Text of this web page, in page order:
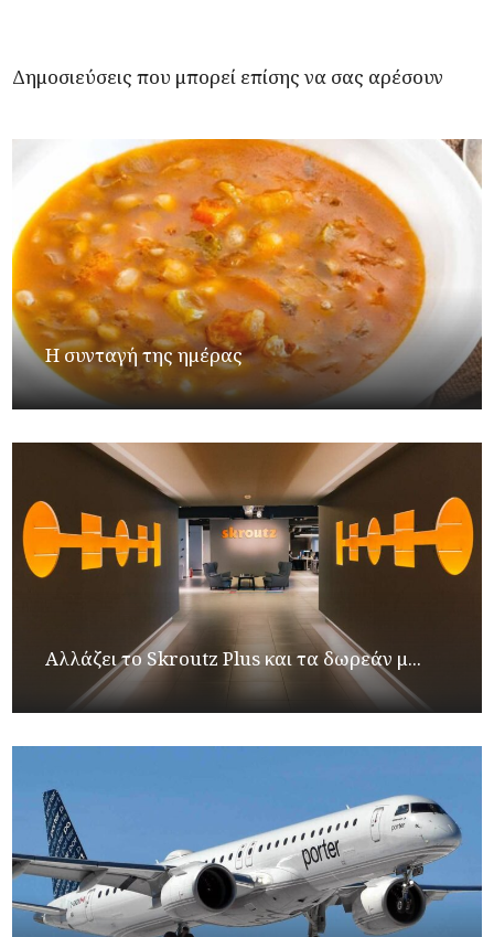
Δημοσιεύσεις που μπορεί επίσης να σας αρέσουν
Η συνταγή της ημέρας
Αλλάζει το Skroutz Plus και τα δωρεάν μ...